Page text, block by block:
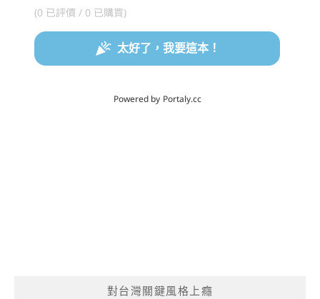
對台灣關鍵風格上癮